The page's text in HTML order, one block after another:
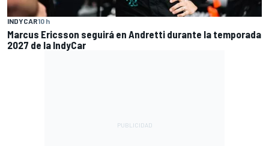
INDYCAR10 h
Marcus Ericsson seguirá en Andretti durante la temporada
2027 de la IndyCar